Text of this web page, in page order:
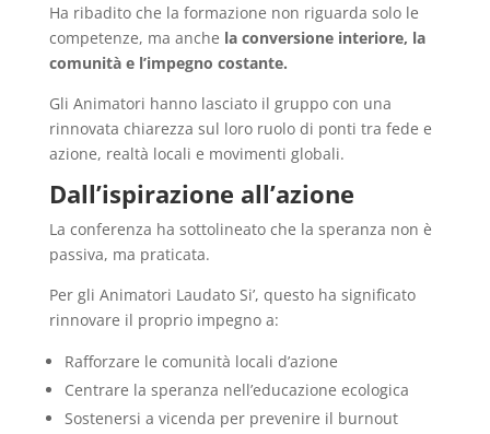
Ha ribadito che la formazione non riguarda solo le
competenze, ma anche la conversione interiore, la
comunità e l’impegno costante.
Gli Animatori hanno lasciato il gruppo con una
rinnovata chiarezza sul loro ruolo di ponti tra fede e
azione, realtà locali e movimenti globali.
Dall’ispirazione all’azione
La conferenza ha sottolineato che la speranza non è
passiva, ma praticata.
Per gli Animatori Laudato Si’, questo ha significato
rinnovare il proprio impegno a:
Rafforzare le comunità locali d’azione
Centrare la speranza nell’educazione ecologica
Sostenersi a vicenda per prevenire il burnout